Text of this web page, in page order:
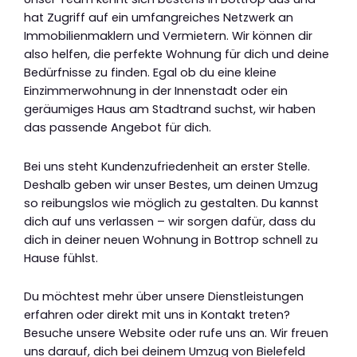
hat Zugriff auf ein umfangreiches Netzwerk an
Immobilienmaklern und Vermietern. Wir können dir
also helfen, die perfekte Wohnung für dich und deine
Bedürfnisse zu finden. Egal ob du eine kleine
Einzimmerwohnung in der Innenstadt oder ein
geräumiges Haus am Stadtrand suchst, wir haben
das passende Angebot für dich.
Bei uns steht Kundenzufriedenheit an erster Stelle.
Deshalb geben wir unser Bestes, um deinen Umzug
so reibungslos wie möglich zu gestalten. Du kannst
dich auf uns verlassen – wir sorgen dafür, dass du
dich in deiner neuen Wohnung in Bottrop schnell zu
Hause fühlst.
Du möchtest mehr über unsere Dienstleistungen
erfahren oder direkt mit uns in Kontakt treten?
Besuche unsere Website oder rufe uns an. Wir freuen
uns darauf, dich bei deinem Umzug von Bielefeld